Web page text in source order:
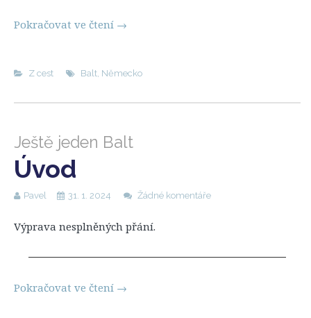
Pokračovat ve čtení →
Z cest Balt, Německo
Ještě jeden Balt
Úvod
Pavel 31. 1. 2024 Žádné komentáře
Výprava nesplněných přání.
Pokračovat ve čtení →